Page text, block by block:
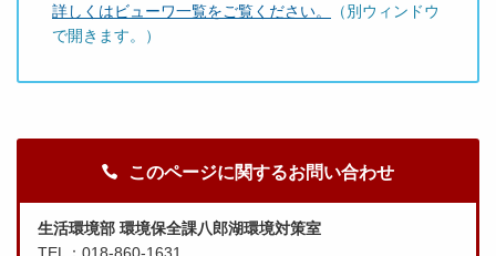
詳しくはビューワ一覧をご覧ください。
（別ウィンドウ
で開きます。）
このページに関するお問い合わせ
生活環境部 環境保全課八郎湖環境対策室